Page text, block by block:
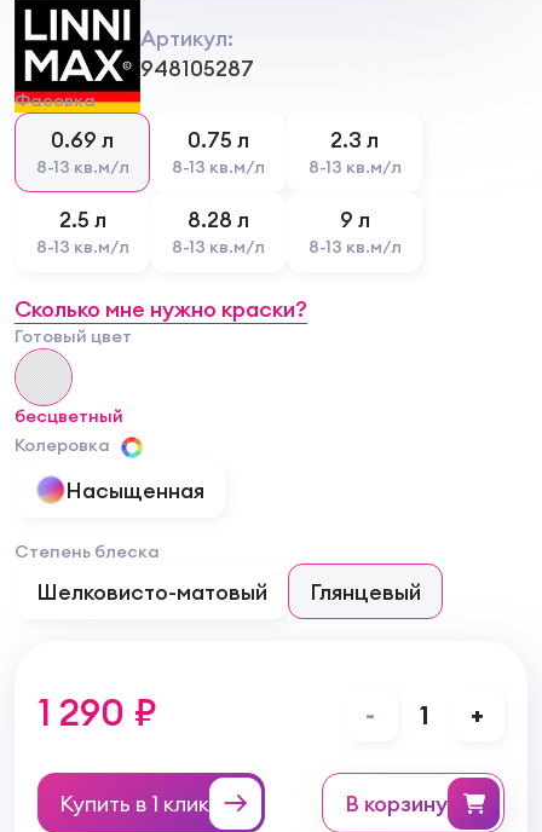
Артикул:
948105287
Фасовка
0.69 л
8-13 кв.м/л
0.75 л
8-13 кв.м/л
2.3 л
8-13 кв.м/л
2.5 л
8-13 кв.м/л
8.28 л
8-13 кв.м/л
9 л
8-13 кв.м/л
Сколько мне нужно краски?
Готовый цвет
бесцветный
Колеровка
Насыщенная
Степень блеска
Шелковисто-матовый Глянцевый
1 290 ₽ - 1 +
Купить в 1 клик в корзину